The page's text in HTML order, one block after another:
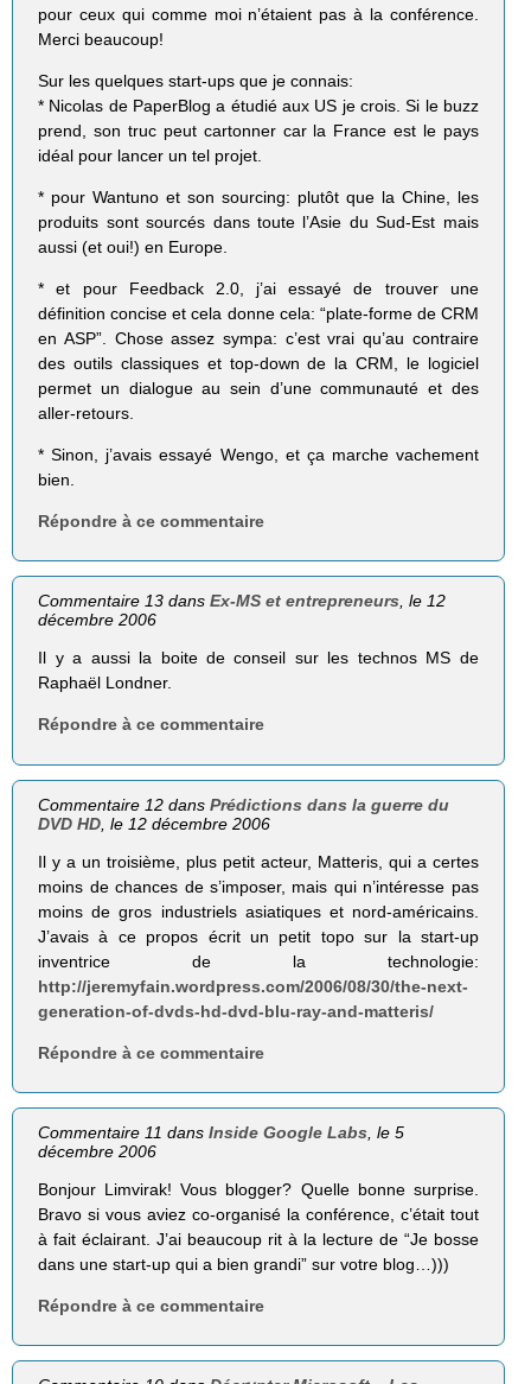
pour ceux qui comme moi n’étaient pas à la conférence.
Merci beaucoup!
Sur les quelques start-ups que je connais:
* Nicolas de PaperBlog a étudié aux US je crois. Si le buzz
prend, son truc peut cartonner car la France est le pays
idéal pour lancer un tel projet.
* pour Wantuno et son sourcing: plutôt que la Chine, les
produits sont sourcés dans toute l’Asie du Sud-Est mais
aussi (et oui!) en Europe.
* et pour Feedback 2.0, j’ai essayé de trouver une
définition concise et cela donne cela: “plate-forme de CRM
en ASP”. Chose assez sympa: c’est vrai qu’au contraire
des outils classiques et top-down de la CRM, le logiciel
permet un dialogue au sein d’une communauté et des
aller-retours.
* Sinon, j’avais essayé Wengo, et ça marche vachement
bien.
Répondre à ce commentaire
Commentaire 13 dansEx-MS et entrepreneurs, le 12
décembre 2006
Il y a aussi la boite de conseil sur les technos MS de
Raphaël Londner.
Répondre à ce commentaire
Commentaire 12 dansPrédictions dans la guerre du
DVD HD , le 12 décembre 2006
Il y a un troisième, plus petit acteur, Matteris, qui a certes
moins de chances de s’imposer, mais qui n’intéresse pas
moins de gros industriels asiatiques et nord-américains.
J’avais à ce propos écrit un petit topo sur la start-up
inventrice de la technologie:
http://jeremyfain.wordpress.com/2006/08/30/the-next-
generation-of-dvds-hd-dvd-blu-ray-and-matteris/
Répondre à ce commentaire
Commentaire 11 dansInside Google Labs , le 5
décembre 2006
Bonjour Limvirak! Vous blogger? Quelle bonne surprise.
Bravo si vous aviez co-organisé la conférence, c’était tout
à fait éclairant. J’ai beaucoup rit à la lecture de “Je bosse
dans une start-up qui a bien grandi” sur votre blog…)))
Répondre à ce commentaire